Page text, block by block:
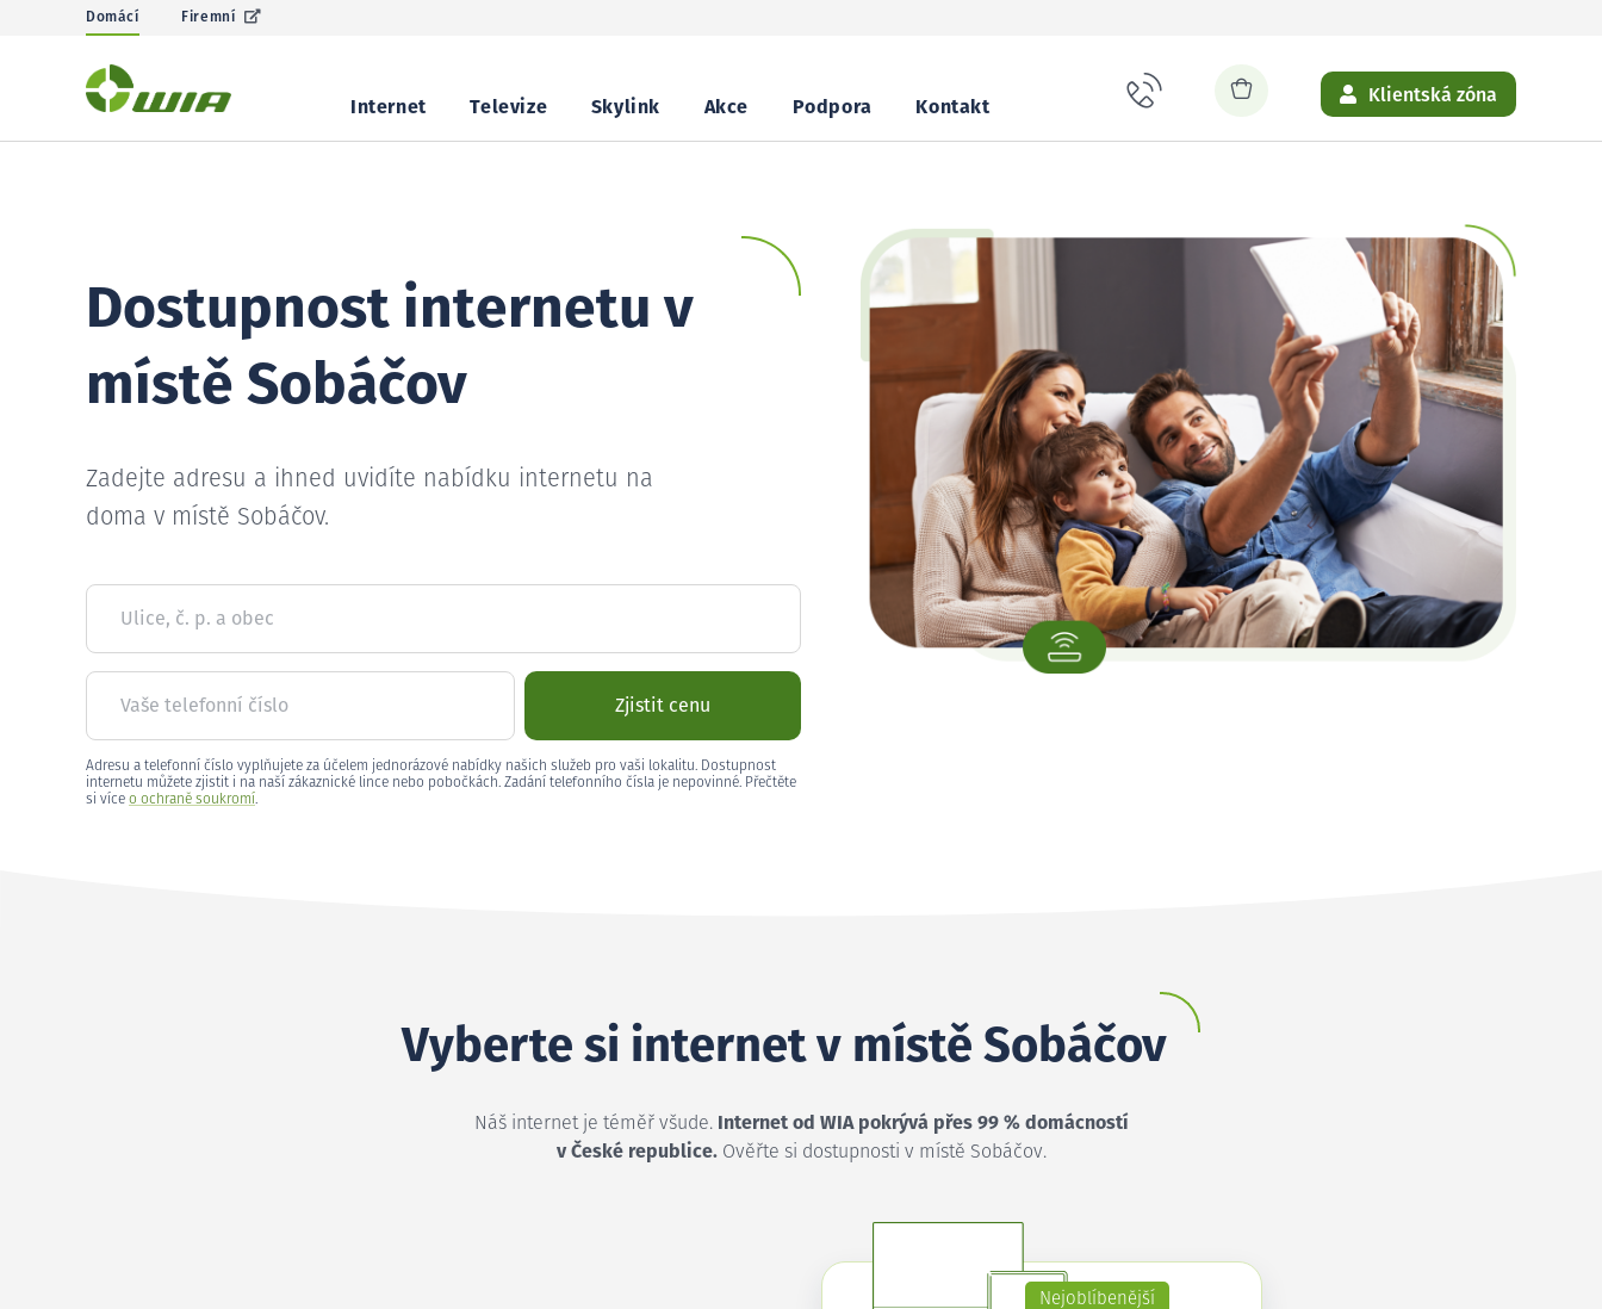
Domácí Firemní
Internet Televize Skylink Akce Podpora Kontakt
Klientská zóna
Dostupnost internetu v
místě Sobáčov
Zadejte adresu a ihned uvidíte nabídku internetu na
doma v místě Sobáčov.
Ulice, č. p. a obec
Vaše telefonní číslo Zjistit cenu
Adresu a telefonní číslo vyplňujete za účelem jednorázové nabídky našich služeb pro vaši lokalitu. Dostupnost
internetu můžete zjistit i na naší zákaznické lince nebo pobočkách. Zadání telefonního čísla je nepovinné. Přečtěte
si více o ochraně soukromí.
Vyberte si internet v místě Sobáčov
Náš internet je téměř všude.
Internet od WIA pokrývá přes 99 % domácností
v České republice.Ověřte si dostupnosti v místě Sobáčov.
Nejoblíbenější